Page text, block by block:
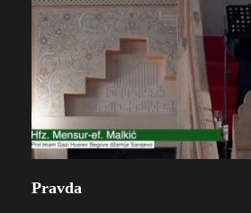
Pravda